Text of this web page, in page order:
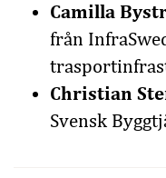
Camilla
från
Christian
Svensk